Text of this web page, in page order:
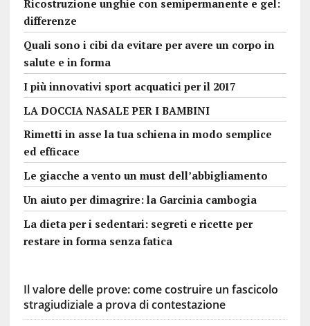
Ricostruzione unghie con semipermanente e gel:
differenze
Quali sono i cibi da evitare per avere un corpo in
salute e in forma
I più innovativi sport acquatici per il 2017
LA DOCCIA NASALE PER I BAMBINI
Rimetti in asse la tua schiena in modo semplice
ed efficace
Le giacche a vento un must dell’abbigliamento
Un aiuto per dimagrire: la Garcinia cambogia
La dieta per i sedentari: segreti e ricette per
restare in forma senza fatica
Il valore delle prove: come costruire un fascicolo
stragiudiziale a prova di contestazione